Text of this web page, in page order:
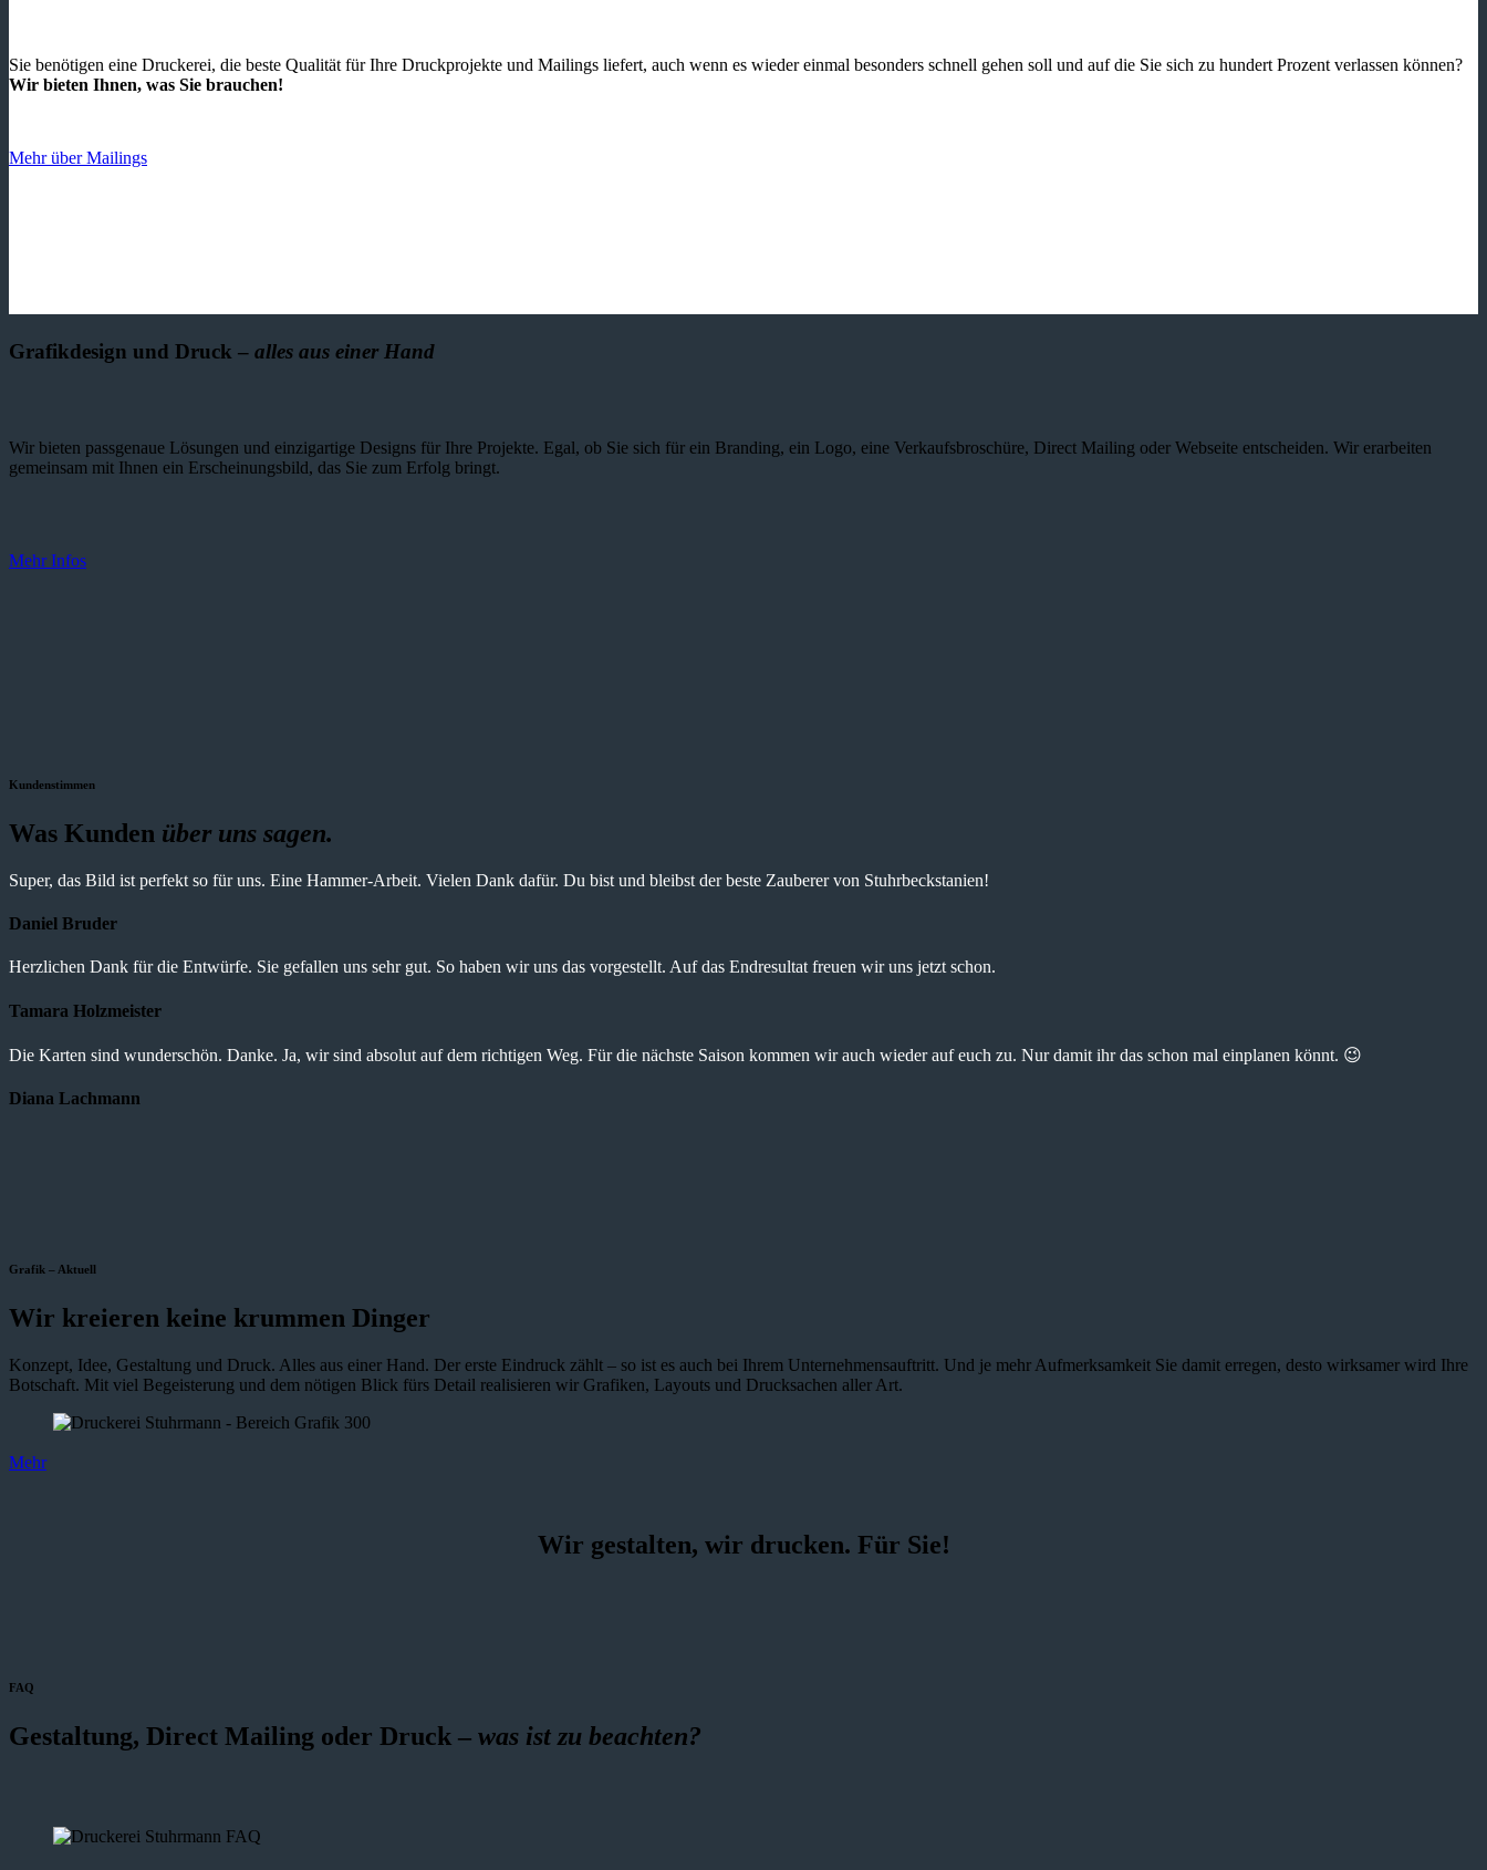
Sie benötigen eine Druckerei, die beste ­Qualität für Ihre Druckprojekte und Mailings liefert, auch wenn es wieder einmal besonders schnell gehen soll und auf die Sie sich zu hundert Prozent verlassen können?
Wir bieten Ihnen, was Sie brauchen!
Mehr über Mailings
Grafikdesign und Druck – alles aus einer Hand
Wir bieten passgenaue Lösungen und einzig­artige Designs für Ihre Projekte. Egal, ob Sie sich für ein Branding, ein Logo, eine Verkaufsbroschüre, Direct Mailing oder Webseite entscheiden. Wir erarbeiten
gemeinsam mit Ihnen ein Erscheinungsbild, das Sie zum Erfolg bringt.
Mehr Infos
Kundenstimmen
Was Kunden über uns sagen.
Super, das Bild ist perfekt so für uns. Eine Hammer-Arbeit. Vielen Dank dafür. Du bist und bleibst der beste Zauberer von Stuhrbeckstanien!
Daniel Bruder
Herzlichen Dank für die Entwürfe. Sie gefallen uns sehr gut. So haben wir uns das vorgestellt. Auf das Endresultat freuen wir uns jetzt schon.
Tamara Holzmeister
Die Karten sind wunderschön. Danke. Ja, wir sind absolut auf dem richtigen Weg. Für die nächste Saison kommen wir auch wieder auf euch zu. Nur damit ihr das schon mal einplanen könnt. 😉
Diana Lachmann
Grafik – Aktuell
Wir kreieren keine krummen Dinger
Konzept, Idee, Gestaltung und Druck. Alles aus einer Hand. Der erste Eindruck zählt – so ist es auch bei Ihrem Unternehmensauftritt. Und je mehr Aufmerksamkeit Sie damit erregen, desto wirksamer wird Ihre
Botschaft. Mit viel Begeisterung und dem nötigen Blick fürs Detail realisieren wir Grafiken, Layouts und Drucksachen aller Art.
Mehr
Wir gestalten, wir drucken. Für Sie!
FAQ
Gestaltung, Direct Mailing oder Druck – was ist zu beachten?